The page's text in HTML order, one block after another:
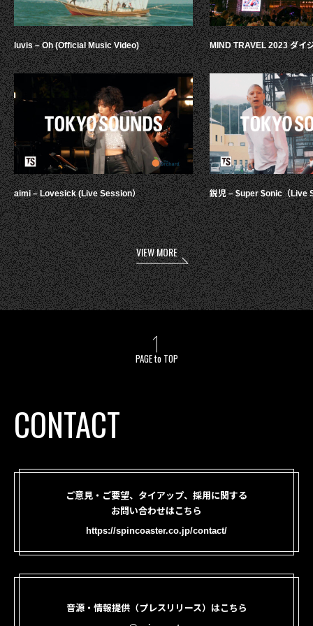
luvis – Oh (Official Music Video)
aimi – Lovesick (Live Session）
MIND TRAVEL 2023 ダイ
鋭児 – $uper $onic（Live
VIEW MORE
PAGE to TOP
CONTACT
ご意見・ご要望、タイアップ、採用に関する
お問い合わせはこちら
https://spincoaster.co.jp/contact/
音源・情報提供（プレスリリース）はこちら